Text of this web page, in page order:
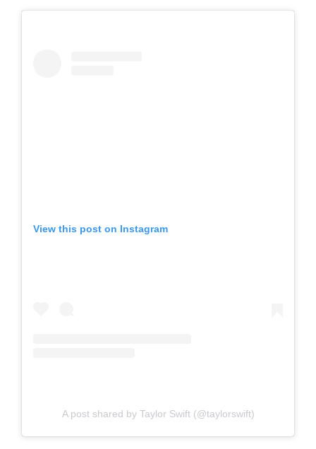
View this post on Instagram
A post shared by Taylor Swift (@taylorswift)